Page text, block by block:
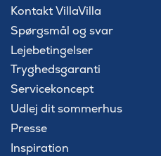
Kontakt VillaVilla
Spørgsmål og svar
Lejebetingelser
Tryghedsgaranti
Servicekoncept
Udlej dit sommerhus
Presse
Inspiration